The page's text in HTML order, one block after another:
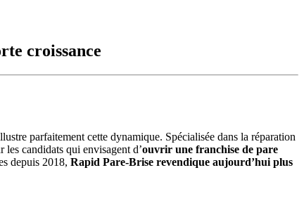
croissance
parfaitement cette dynamique. Spécialisée dans la réparation
les candidats qui envisagent d’ouvrir une franchise de pare
depuis 2018, Rapid Pare-Brise revendique aujourd’hui plus